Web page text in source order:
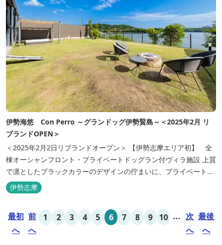
伊勢海悠 Con Perro ～グランドッグ伊勢賢島～＜2025年2月 リ
ブランドOPEN＞
＜2025年2月2日リブランドオープン＞ 【伊勢志摩エリア初】 全
棟オーシャンフロント・プライベートドッグラン付ヴィラ施設 上質
で凛としたブラックカラーのデザインの佇まいに、プライベート感
溢れる客室。 客室に一歩入れば全室海に面したオーシャンフロン
ト。 颯爽とした広いプライベートドッグランと青色に輝く英虞湾を
入...
伊勢志摩
最初
へ
前
へ
1 2 3 4 5 6 7 8 9 10 ... 次
へ
最後
へ